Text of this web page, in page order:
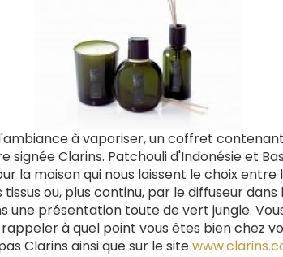
à vaporiser, un coffret
signée Clarins. Patchouli d'Indonésie et
la maison qui nous laissent le choix entre
ou, plus continu, par le diffuseur
une présentation toute de vert jungle.
à quel point vous êtes bien chez
Clarins ainsi que sur le site